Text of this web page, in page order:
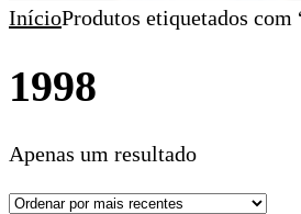
InícioProdutos etiquetados com
1998
Apenas um resultado